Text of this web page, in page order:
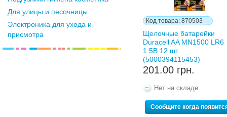
Для улицы и песочницы
Электроника для ухода и
присмотра
Код товара: 870503__
Щелочные батарейки
Duracell AA MN1500 LR6
1.5В 12 шт.
(5000394115453)
201.00 грн.
Нет на складе
Сообщите когда